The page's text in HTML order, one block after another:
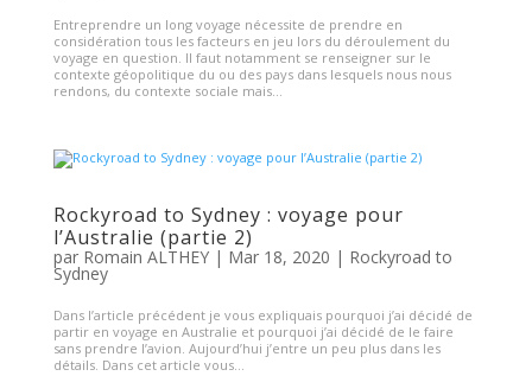
Entreprendre un long voyage nécessite de prendre en
considération tous les facteurs en jeu lors du déroulement du
voyage en question. Il faut notamment se renseigner sur le
contexte géopolitique du ou des pays dans lesquels nous nous
rendons, du contexte sociale mais...
Rockyroad to Sydney : voyage pour
l’Australie (partie 2)
par Romain ALTHEY| Mar 18, 2020 | Rockyroad to
Sydney
Dans l’article précédent je vous expliquais pourquoi j’ai décidé de
partir en voyage en Australie et pourquoi j’ai décidé de le faire
sans prendre l’avion. Aujourd’hui j’entre un peu plus dans les
détails. Dans cet article vous...